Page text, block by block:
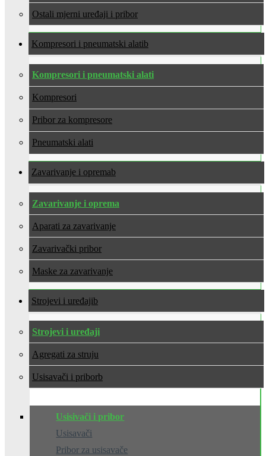
Ostali mjerni uređaji i pribor
Kompresori i pneumatski alati
Kompresori i pneumatski alati
Kompresori
Pribor za kompresore
Pneumatski alati
Zavarivanje i oprema
Zavarivanje i oprema
Aparati za zavarivanje
Zavarivački pribor
Maske za zavarivanje
Strojevi i uređaji
Strojevi i uređaji
Agregati za struju
Usisavači i pribor
Usisivači i pribor
Usisavači
Pribor za usisavače